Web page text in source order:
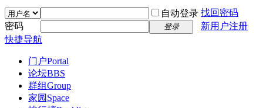
自动登录 找回密码
密码
登录
新用户注册
快捷导航
门户Portal
论坛BBS
群组Group
家园 Space